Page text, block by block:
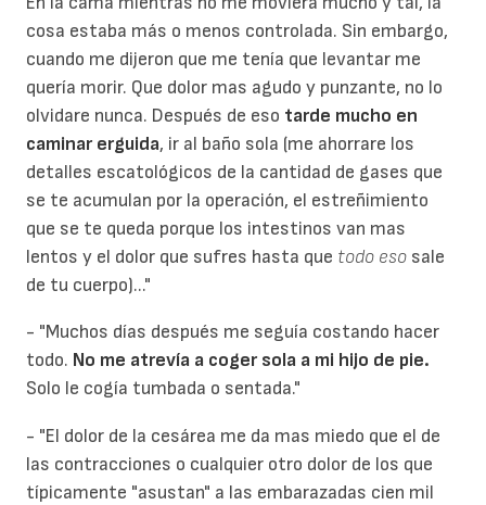
cosa estaba más o menos controlada. Sin embargo,
cuando me dijeron que me tenía que levantar me
quería morir. Que dolor mas agudo y punzante, no lo
olvidare nunca. Después de eso tarde mucho en
caminar erguida, ir al baño sola (me ahorrare los
detalles escatológicos de la cantidad de gases que
se te acumulan por la operación, el estreñimiento
que se te queda porque los intestinos van mas
lentos y el dolor que sufres hasta que todo eso sale
de tu cuerpo)..."
- "Muchos días después me seguía costando hacer
todo. No me atrevía a coger sola a mi hijo de pie.
Solo le cogía tumbada o sentada."
- "El dolor de la cesárea me da mas miedo que el de
las contracciones o cualquier otro dolor de los que
típicamente "asustan" a las embarazadas cien mil